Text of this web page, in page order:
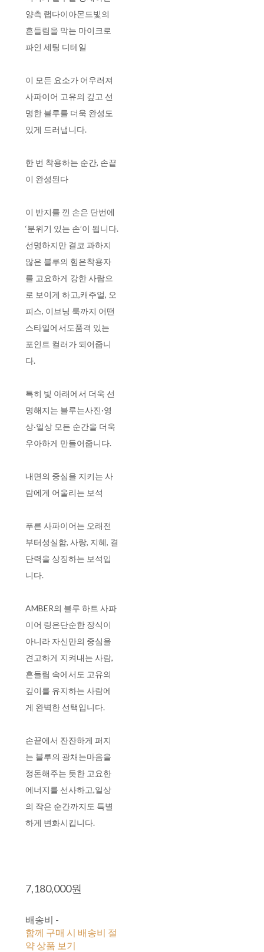
양측 랩다이아몬드빛의
흔들림을 막는 마이크로
파인 세팅 디테일
이 모든 요소가 어우러져
사파이어 고유의 깊고 선
명한 블루를 더욱 완성도
있게 드러냅니다.
한 번 착용하는 순간, 손끝
이 완성된다
이 반지를 낀 손은 단번에
‘분위기 있는 손’이 됩니다.
선명하지만 결코 과하지
않은 블루의 힘은착용자
를 고요하게 강한 사람으
로 보이게 하고,캐주얼, 오
피스, 이브닝 룩까지 어떤
스타일에서도품격 있는
포인트 컬러가 되어줍니
다.
특히 빛 아래에서 더욱 선
명해지는 블루는사진·영
상·일상 모든 순간을 더욱
우아하게 만들어줍니다.
내면의 중심을 지키는 사
람에게 어울리는 보석
푸른 사파이어는 오래전
부터성실함, 사랑, 지혜, 결
단력을 상징하는 보석입
니다.
AMBER의 블루 하트 사파
이어 링은단순한 장식이
아니라 자신만의 중심을
견고하게 지켜내는 사람,
흔들림 속에서도 고유의
깊이를 유지하는 사람에
게 완벽한 선택입니다.
손끝에서 잔잔하게 퍼지
는 블루의 광채는마음을
정돈해주는 듯한 고요한
에너지를 선사하고,일상
의 작은 순간까지도 특별
하게 변화시킵니다.
7,180,000원
배송비 -
함께 구매 시 배송비 절
약 상품 보기